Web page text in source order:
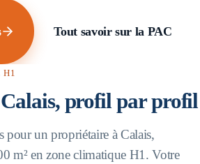
Tout savoir sur la PAC
H1
Calais, profil par profil
pour un propriétaire àCalais,
m² en zone climatique H1 . Votre